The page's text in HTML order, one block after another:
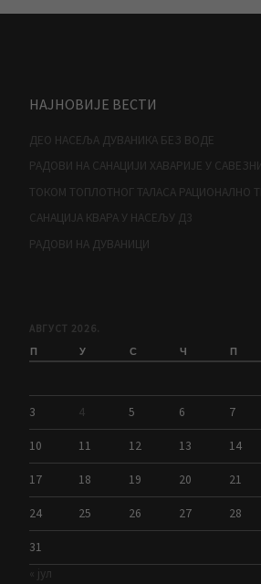
НАЈНОВИЈЕ ВЕСТИ
ДЕО НАСЕЉА ДУВАНИКА БЕЗ ВОДЕ
РАДОВИ НА САНАЦИЈИ ХАВАРИЈЕ У
ТОКОМ ТОПЛОТНОГ ТАЛАСА РАЦИОНАЛНО
САНАЦИЈА КВАРА У НАСЕЉУ Д3
РАДОВИ НА ДУВАНИЦИ
АВГУСТ 2026.
П У С Ч П
3 4 5 6 7
10 11 12 13 14
17 18 19 20 21
24 25 26 27 28
31
« јул